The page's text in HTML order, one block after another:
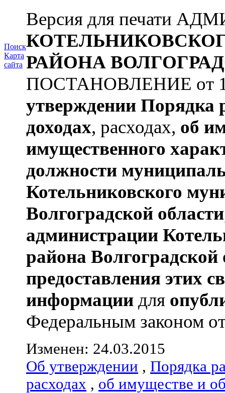
Поиск
Карта
сайта
Версия для печати
РАЙОНА
ПОСТАНОВЛЕНИЕ от
утверждении Порядка
доходах, расходах, об
имущественного
должности
Котельниковского
Волгоградской области
администрации
района Волгоградской
предоставления этих
информации для
Федеральным законом
Изменен: 24.03.2015
Об утверждении , Порядка
расходах , об имуществе и